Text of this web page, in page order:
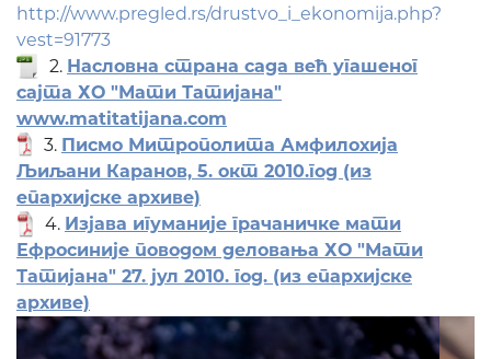
http://www.pregled.rs/drustvo_i_ekonomija.php?
vest=91773
2. Насловна страна сада већ угашеног
сајта ХО "Мати Татијана"
www.matitatijana.com
3. Писмо Митрополита Амфилохија
Љиљани Каранов, 5. окт 2010.год (из
епархијске архиве)
4. Изјава игуманије грачаничке мати
Ефросиније поводом деловања ХО "Мати
Татијана" 27. јул 2010. год. (из епархијске
архиве)